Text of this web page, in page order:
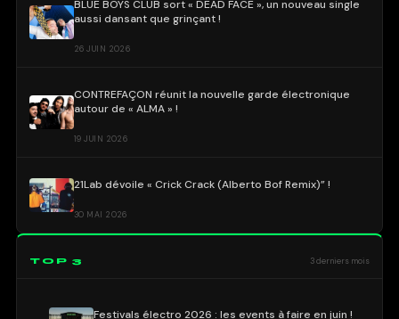
BLUE BOYS CLUB sort « DEAD FACE », un nouveau single
aussi dansant que grinçant !
26 JUIN 2026
CONTREFAÇON réunit la nouvelle garde électronique
autour de « ALMA » !
19 JUIN 2026
21Lab dévoile « Crick Crack (Alberto Bof Remix)” !
30 MAI 2026
TOP 3 3 derniers mois
Festivals électro 2026 : les events à faire en juin !